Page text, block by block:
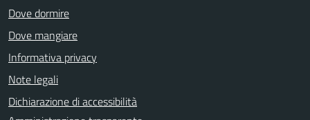
Dove dormire
Dove mangiare
Informativa privacy
Note legali
Dichiarazione di accessibilità